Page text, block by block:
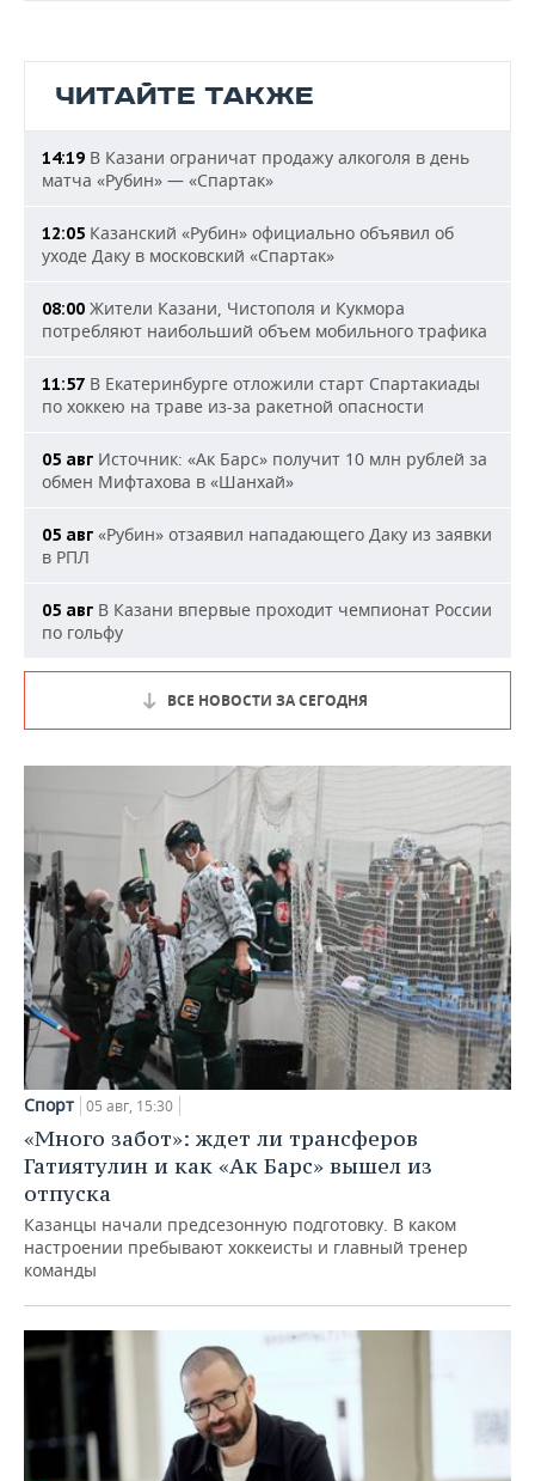
ЧИТАЙТЕ ТАКЖЕ
14:19 В Казани ограничат продажу алкоголя в день
матча «Рубин» — «Спартак»
12:05 Казанский «Рубин» официально объявил об
уходе Даку в московский «Спартак»
08:00 Жители Казани, Чистополя и Кукмора
потребляют наибольший объем мобильного трафика
11:57 В Екатеринбурге отложили старт Спартакиады
по хоккею на траве из-за ракетной опасности
05 авг Источник: «Ак Барс» получит 10 млн рублей за
обмен Мифтахова в «Шанхай»
05 авг «Рубин» отзаявил нападающего Даку из заявки
в РПЛ
05 авг В Казани впервые проходит чемпионат России
по гольфу
ВСЕ НОВОСТИ ЗА СЕГОДНЯ
Спорт 05 авг, 15:30
«Много забот»: ждет ли трансферов
Гатиятулин и как «Ак Барс» вышел из
отпуска
Казанцы начали предсезонную подготовку. В каком
настроении пребывают хоккеисты и главный тренер
команды